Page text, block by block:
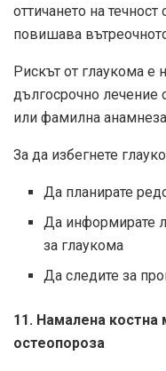
оттичането на
повишава
Рискът от глаукома е
дългосрочно лечение
или фамилна
За да избегнете
Да планирате
Да информирате
за глаукома
Да следите за
11. Намалена костна
остеопороза